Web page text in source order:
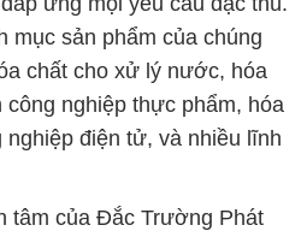
mục sản phẩm của chúng
chất cho xử lý nước, hóa
nghiệp thực phẩm, hóa
nghiệp điện tử, và nhiều lĩnh
tâm của Đắc Trường Phát